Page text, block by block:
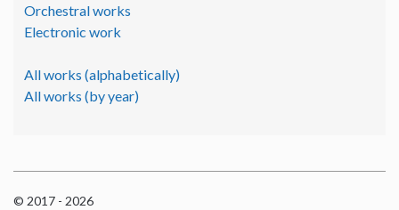
Orchestral works
Electronic work
All works (alphabetically)
All works (by year)
© 2017 - 2026